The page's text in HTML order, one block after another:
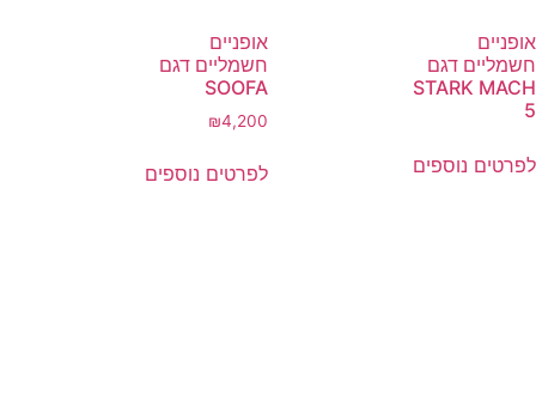
אופניים
חשמליים דגם
STARK MACH
5
לפרטים נוספים
אופניים
חשמליים דגם
SOOFA
₪4,200
לפרטים נוספים